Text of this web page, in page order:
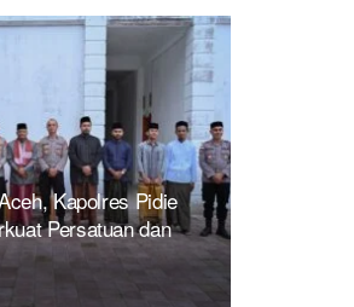
Kapolres Pidie
Persatuan dan